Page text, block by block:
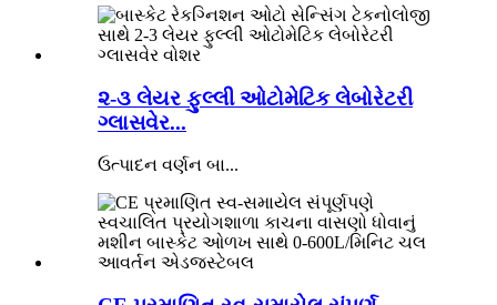
૨-૩ લેયર ફુલ્લી ઓટોમેટિક લેબોરેટરી
ગ્લાસવેર...
ઉત્પાદન વર્ણન બા...